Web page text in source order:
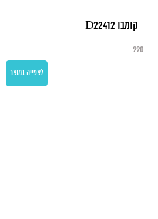
קומבו D22412
990
לצפייה במוצר